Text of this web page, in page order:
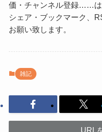
価・チャンネル登録……
シェア・ブックマーク、
お願い致します。
雑記
URL